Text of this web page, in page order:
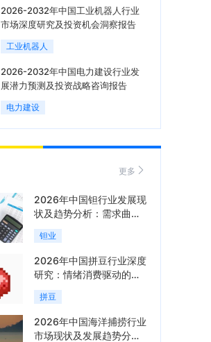
2026-2032年中国工业机器人行业
市场深度研究及投资机会洞察报告
工业机器人
2026-2032年中国电力建设行业发
展潜力预测及投资战略咨询报告
电力建设
更多
2026年中国钽行业发展现
状及趋势分析：需求曲线
陡峭与供给曲线平缓的博
弈加剧「图」
钽业
2026年中国拼豆行业深度
研究：情绪消费驱动的新
兴手工赛道「图」
拼豆
2026年中国海洋捕捞行业
市场现状及发展趋势分